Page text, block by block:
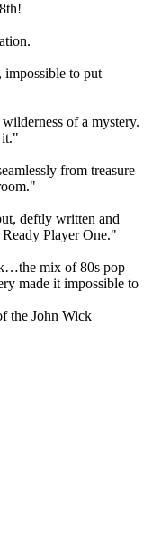
impossible to put
of a mystery.
it."
from treasure
deftly written and
Player One."
mix of 80s pop
made it impossible to
the John Wick